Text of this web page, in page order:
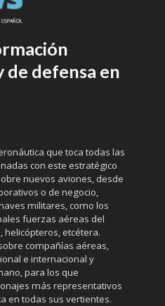
de defensa en
que toca todas las
con este estratégico
nuevos aviones, desde
o de negocio,
militares, como los
fuerzas aéreas del
etcétera.
compañías aéreas,
e internacional y
para los que
más representativos
en todas sus vertientes.